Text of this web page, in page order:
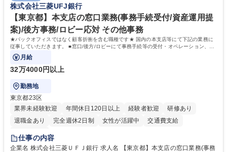
職種 【人事・労務担当】安全衛生・健康経営推進・労務管理/創業80年老
舗メーカー
使用経験をお持ちの方 学歴・資格 学歴：大学院 大学 高専 短大 専修学校
高校 語学力： 資格：
株式会社三菱UFJ銀行
【東京都】本支店の窓口業務(事務手続受付/資産運用提
案)/後方事務/ロビー応対 その他事務
★バックオフィスではなく顧客折衝を含む職種です★ 国内の本支店等にて下記の業務に
従事していただきます。 ■窓口/後方/ロビーにて事務手続等の受付・オペレーション、お
客様対応
月給
32万4000円以上
勤務地
東京都23区
業界未経験歓迎
年間休日120日以上 経験者歓迎
研修あり
退職金あり
完全週休2日制 女性が活躍中
交通費支給
土日祝休み
仕事の内容
企業名 株式会社三菱ＵＦＪ銀行 求人名 【東京都】本支店の窓口業務(事務